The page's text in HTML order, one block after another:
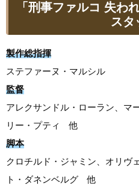
「刑事ファルコ 失わ
スタ
製作総指揮
ステファーヌ・マルシル
監督
アレクサンドル・ローラン、マ
リー・プティ 他
脚本
クロチルド・ジャミン、オリヴ
ト・ダネンベルグ 他